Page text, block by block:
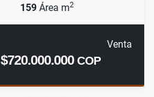
159 Área m2
Venta
$720.000.000COP